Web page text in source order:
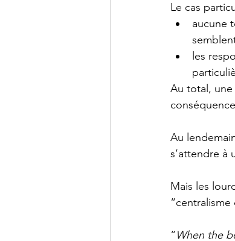
Le cas
aucune
les
Au total, une
Au
s’attendre à
Mais les
“When the